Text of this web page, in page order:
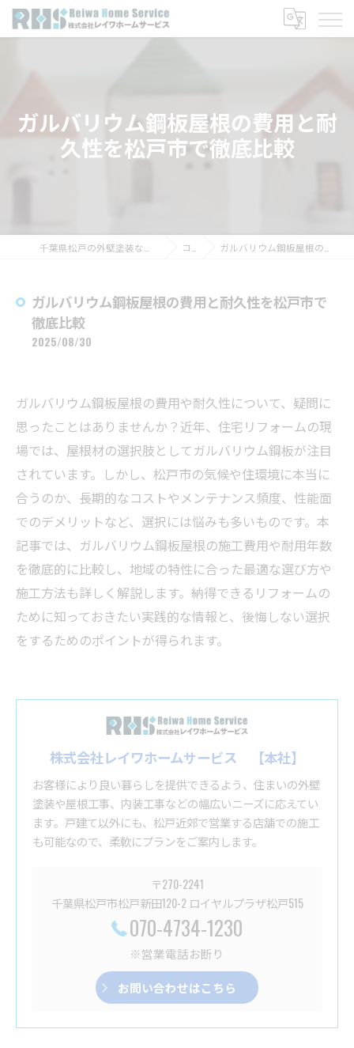
ガルバリウム鋼板屋根の費用と耐
久性を松戸市で徹底比較
コラム ガルバリウム鋼板屋根の費用と耐久性を松戸市で徹底比較
ガルバリウム鋼板屋根の費用と耐久性を松戸市で
徹底比較
2025/08/30
ガルバリウム鋼板屋根の費用や耐久性について、疑問に
思ったことはありませんか？近年、住宅リフォームの現
場では、屋根材の選択肢としてガルバリウム鋼板が注目
されています。しかし、松戸市の気候や住環境に本当に
合うのか、長期的なコストやメンテナンス頻度、性能面
でのデメリットなど、選択には悩みも多いものです。本
記事では、ガルバリウム鋼板屋根の施工費用や耐用年数
を徹底的に比較し、地域の特性に合った最適な選び方や
施工方法も詳しく解説します。納得できるリフォームの
ために知っておきたい実践的な情報と、後悔しない選択
をするためのポイントが得られます。
株式会社レイワホームサービス 【本社】
お客様により良い暮らしを提供できるよう、住まいの外壁
塗装や屋根工事、内装工事などの幅広いニーズに応えてい
ます。戸建て以外にも、松戸近郊で営業する店舗での施工
も可能なので、柔軟にプランをご案内します。
〒270-2241
千葉県松戸市松戸新田120-2 ロイヤルプラザ松戸515
070-4734-1230
※営業電話お断り
お問い合わせはこちら